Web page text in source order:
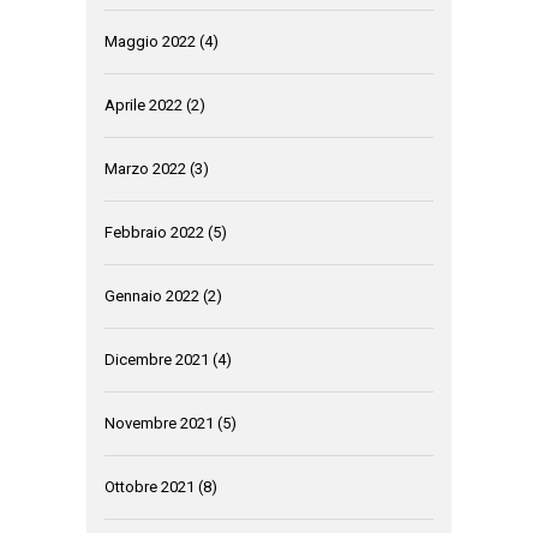
Maggio 2022 (4)
Aprile 2022 (2)
Marzo 2022 (3)
Febbraio 2022 (5)
Gennaio 2022 (2)
Dicembre 2021 (4)
Novembre 2021 (5)
Ottobre 2021 (8)